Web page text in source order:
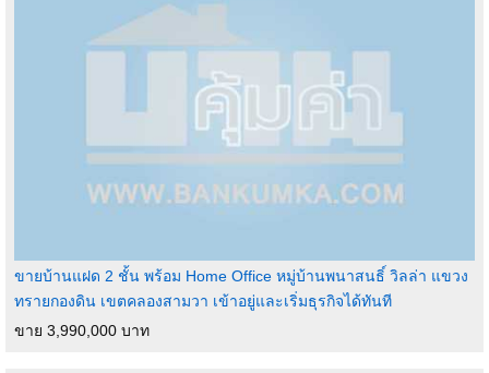
ขายบ้านแฝด 2 ชั้น พร้อม Home Office หมู่บ้านพนาสนธิ์ วิลล่า แขวง
ทรายกองดิน เขตคลองสามวา เข้าอยู่และเริ่มธุรกิจได้ทันที
ขาย 3,990,000 บาท